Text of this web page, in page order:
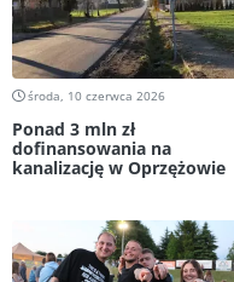
środa, 10 czerwca 2026
Ponad 3 mln zł
dofinansowania na
kanalizację w Oprzężowie